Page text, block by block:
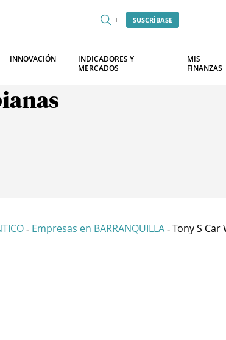
SUSCRÍBASE
INNOVACIÓN
INDICADORES Y
MERCADOS
MIS
FINANZAS
- Empresas en BARRANQUILLA - Tony S Car